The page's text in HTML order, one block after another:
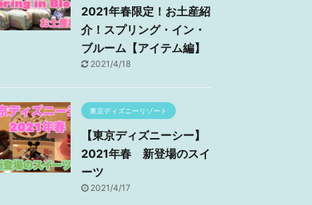
2021年春限定！お土産紹
介！スプリング・イン・
ブルーム【アイテム編】
2021/4/18
東京ディズニーリゾート
【東京ディズニーシー】
2021年春 新登場のスイ
ーツ
2021/4/17